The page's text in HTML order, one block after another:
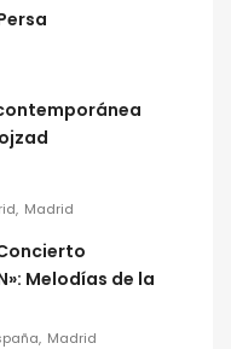
Madrid
Melodías de la
Madrid